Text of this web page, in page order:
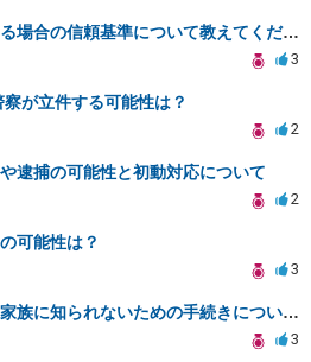
弁護士の意見が異なる場合の信頼基準について教えてください
3
が立件する可能性は？
2
逮捕の可能性と初動対応について
2
可能性は？
3
書類送検後の対応と家族に知られないための手続きについて相談
3